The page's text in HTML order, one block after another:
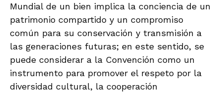
Mundial de un bien implica la conciencia de un
patrimonio compartido y un compromiso
común para su conservación y transmisión a
las generaciones futuras; en este sentido, se
puede considerar a la Convención como un
instrumento para promover el respeto por la
diversidad cultural, la cooperación